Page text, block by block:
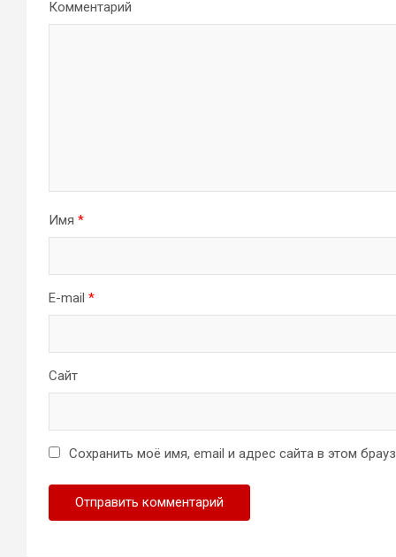
Комментарий
Имя *
E-mail *
Сайт
Сохранить моё имя, email и адрес сайта в этом